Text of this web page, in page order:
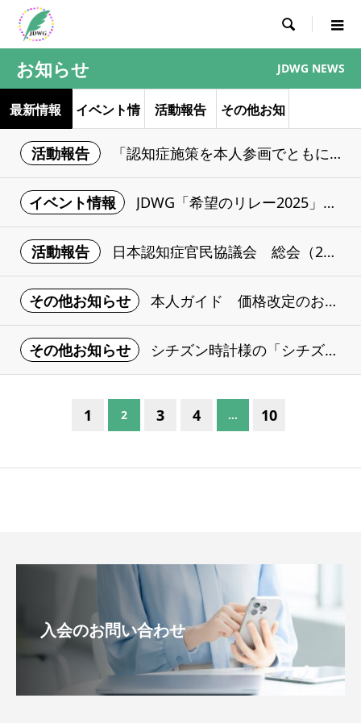

お知らせ JDWG NEWS
最新情報 イベント情 活動報告 その他お知
らせ
活動報告 「認知症施策を本人参画でともに進めるための手引き」のご紹介
イベント情報 JDWG「希望のリレー2025」のご案内（6/21開催）
活動報告 日本認知症官民協議会 総会（2025年3月18日）についてのご報告
その他お知らせ 本人ガイド 価格改定のお知らせ（2025年10月予定）
その他お知らせ シチズン時計様の「シチズン・オブ・ザ・イヤー」を受賞いたしました。
1 2 3 4 … 10
入会のお問い合わせ